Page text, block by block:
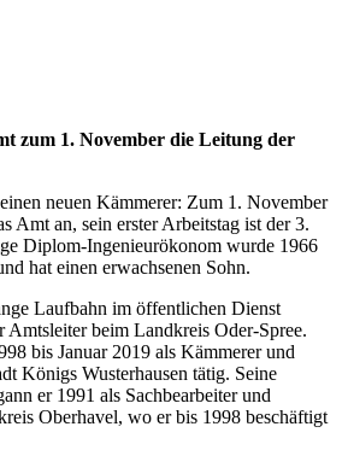
zum 1. November die Leitung der
neuen Kämmerer: Zum 1. November
Amt an, sein erster Arbeitstag ist der 3.
Diplom-Ingenieurökonom wurde 1966
hat einen erwachsenen Sohn.
Laufbahn im öffentlichen Dienst
Amtsleiter beim Landkreis Oder-Spree.
bis Januar 2019 als Kämmerer und
Königs Wusterhausen tätig. Seine
er 1991 als Sachbearbeiter und
Oberhavel, wo er bis 1998 beschäftigt